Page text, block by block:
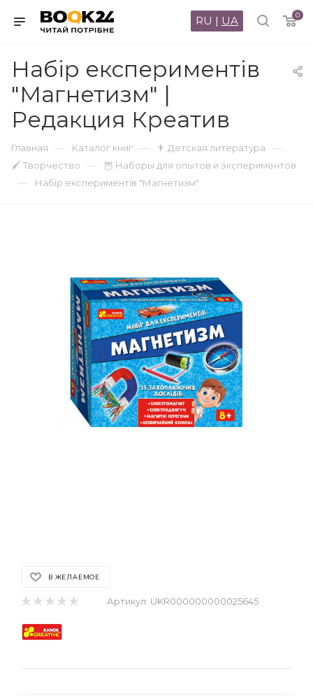
0
RU | UA
Набір експериментів
"Магнетизм" |
Редакция Креатив
Главная — Каталог книг — 👨 Детская литература —
🖌 Творчество — 🦉 Наборы для опытов и экспериментов
— Набір експериментів "Магнетизм"
В ЖЕЛАЕМОЕ
Артикул: UKR000000000025645